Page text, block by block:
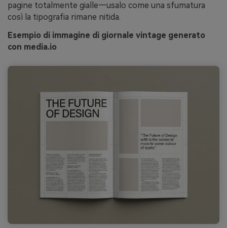
pagine totalmente gialle—usalo come una sfumatura
così la tipografia rimane nitida.
Esempio di immagine di giornale vintage generato
con media.io